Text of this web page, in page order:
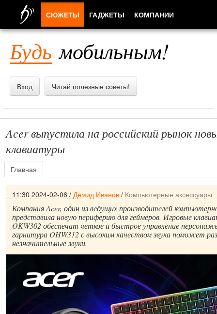
Будь мобильным!
Вход Читай полезные советы!
Acer выпустила на российский рынок
клавиатуры
Главная
11:30 2024-02-06 / Демид Иванов / Компьютерные аксессуары
Компания Acer, один из ведущих производителей
представила новую периферию для геймеров. Игровые
OKW302 обеспечат четкое и быстрое управление
гарнитура OHW312 с высоким качеством звука поможет
незначительные звуки.
СЮЖЕТЫ ГАДЖЕТЫ КОМПАНИИ
ПРИЛОЖЕНИЯ